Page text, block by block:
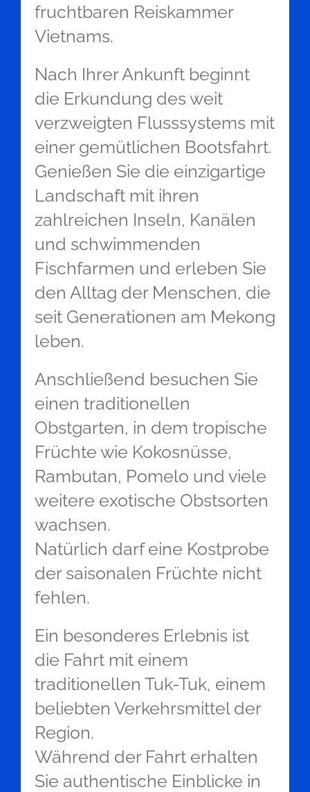
fruchtbaren Reiskammer
Vietnams.
Nach Ihrer Ankunft beginnt
die Erkundung des weit
verzweigten Flusssystems mit
einer gemütlichen Bootsfahrt.
Genießen Sie die einzigartige
Landschaft mit ihren
zahlreichen Inseln, Kanälen
und schwimmenden
Fischfarmen und erleben Sie
den Alltag der Menschen, die
seit Generationen am Mekong
leben.
Anschließend besuchen Sie
einen traditionellen
Obstgarten, in dem tropische
Früchte wie Kokosnüsse,
Rambutan, Pomelo und viele
weitere exotische Obstsorten
wachsen.
Natürlich darf eine Kostprobe
der saisonalen Früchte nicht
fehlen.
Ein besonderes Erlebnis ist
die Fahrt mit einem
traditionellen Tuk-Tuk, einem
beliebten Verkehrsmittel der
Region.
Während der Fahrt erhalten
Sie authentische Einblicke in